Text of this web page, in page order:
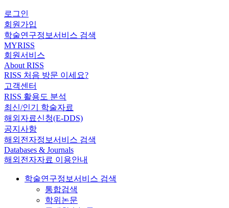
로그인
회원가입
학술연구정보서비스 검색
MYRISS
회원서비스
About RISS
RISS 처음 방문 이세요?
고객센터
RISS 활용도 분석
최신/인기 학술자료
해외자료신청(E-DDS)
공지사항
해외전자정보서비스 검색
Databases & Journals
해외전자자료 이용안내
학술연구정보서비스 검색
통합검색
학위논문